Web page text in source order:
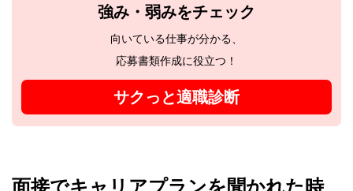
強み・弱みをチェック
向いている仕事が分かる、
応募書類作成に役立つ！
サクっと適職診断
面接でキャリアプランを聞かれた時